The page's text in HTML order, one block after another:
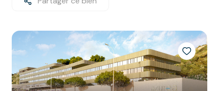
immeuble
mon
vendre
vendus